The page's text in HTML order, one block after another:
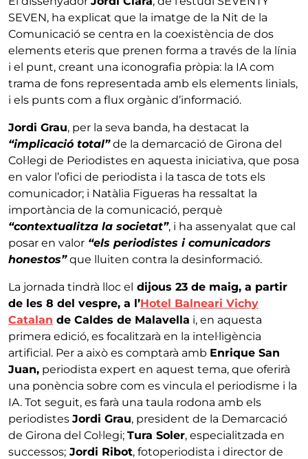
SEVEN, ha explicat que la imatge de la Nit de la
Comunicació se centra en la coexistència de dos
elements eteris que prenen forma a través de la línia
i el punt, creant una iconografia pròpia: la IA com
trama de fons representada amb els elements linials,
i els punts com a flux orgànic d’informació.
Jordi Grau, per la seva banda, ha destacat la
“implicació total”de la demarcació de Girona del
Col·legi de Periodistes en aquesta iniciativa, que posa
en valor l’ofici de periodista i la tasca de tots els
comunicador; i Natàlia Figueras ha ressaltat la
importància de la comunicació, perquè
“contextualitza la societat”, i ha assenyalat que cal
posar en valor “els periodistes i comunicadors
honestos”que lluiten contra la desinformació.
La jornada tindrà lloc el dijous 23 de maig, a partir
de les 8 del vespre, a l’Hotel Balneari Vichy
Catalan de Caldes de Malavella i, en aquesta
primera edició, es focalitzarà en la intel·ligència
artificial. Per a això es comptarà amb Enrique San
Juan, periodista expert en aquest tema, que oferirà
una ponència sobre com es vincula el periodisme i la
IA. Tot seguit, es farà una taula rodona amb els
periodistes Jordi Grau, president de la Demarcació
de Girona del Col·legi; Tura Soler, especialitzada en
successos; Jordi Ribot, fotoperiodista i director de